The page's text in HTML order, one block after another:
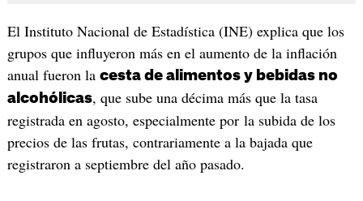
El Instituto Nacional de Estadística (INE) explica que los
grupos que influyeron más en el aumento de la inflación
anual fueron la cesta de alimentos y bebidas no
alcohólicas, que sube una décima más que la tasa
registrada en agosto, especialmente por la subida de los
precios de las frutas, contrariamente a la bajada que
registraron a septiembre del año pasado.